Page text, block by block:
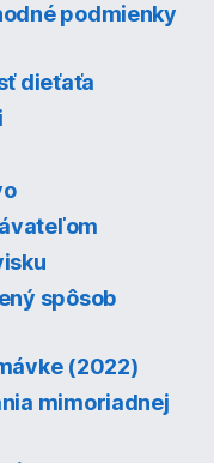
podmienky
dieťaťa
spôsob
(2022)
mimoriadnej